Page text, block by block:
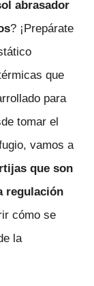
abrasador
? ¡Prepárate
que
para
tomar el
vamos a
que son
regulación
cómo se
la